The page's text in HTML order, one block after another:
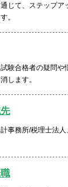
じて、ステップ
。
験合格者の疑問や
します。
事務所/税理士法